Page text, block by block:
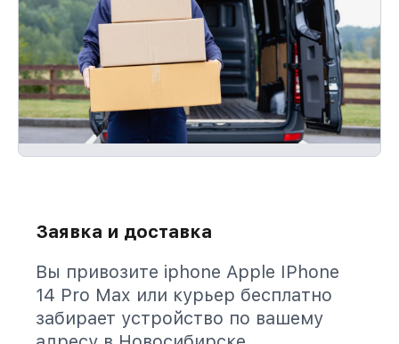
Заявка и доставка
Вы привозите iphone Apple IPhone
14 Pro Max или курьер бесплатно
забирает устройство по вашему